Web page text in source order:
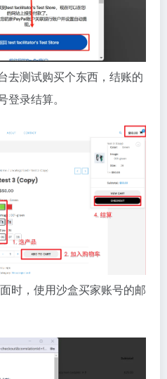
去测试购买个东西，结账的
录结算。
时，使用沙盒买家账号的邮